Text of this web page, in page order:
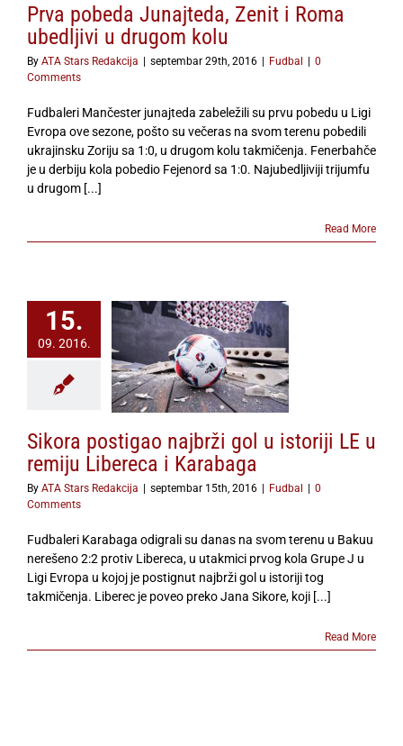
Prva pobeda Junajteda, Zenit i Roma
ubedljivi u drugom kolu
By ATA Stars Redakcija septembar 29th, 2016 Fudbal
0
Comments
Fudbaleri Mančester junajteda zabeležili su prvu pobedu u Ligi
Evropa ove sezone, pošto su večeras na svom terenu pobedili
ukrajinsku Zoriju sa 1:0, u drugom kolu takmičenja. Fenerbahče
je u derbiju kola pobedio Fejenord sa 1:0. Najubedljiviji trijumfu
u drugom [...]
Read More
15.
09. 2016.
najbrži
i Karabaga
Sikora postigao najbrži gol u istoriji LE u
remiju Libereca i Karabaga
By ATA Stars Redakcija septembar 15th, 2016 Fudbal
0
Comments
Fudbaleri Karabaga odigrali su danas na svom terenu u Bakuu
nerešeno 2:2 protiv Libereca, u utakmici prvog kola Grupe J u
Ligi Evropa u kojoj je postignut najbrži gol u istoriji tog
takmičenja. Liberec je poveo preko Jana Sikore, koji [...]
Read More